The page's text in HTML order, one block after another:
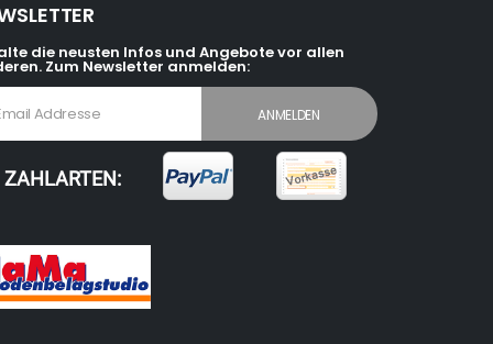
die neusten Infos und Angebote vor allen
Zum Newsletter anmelden:
ZAHLARTEN: